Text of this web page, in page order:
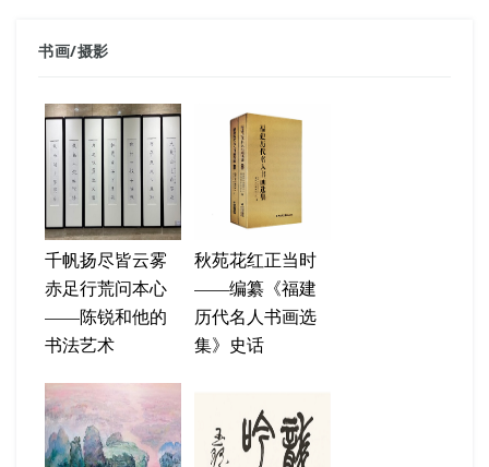
书画/摄影
千帆扬尽皆云雾
赤足行荒问本心
——陈锐和他的
书法艺术
秋苑花红正当时
——编纂《福建
历代名人书画选
集》史话